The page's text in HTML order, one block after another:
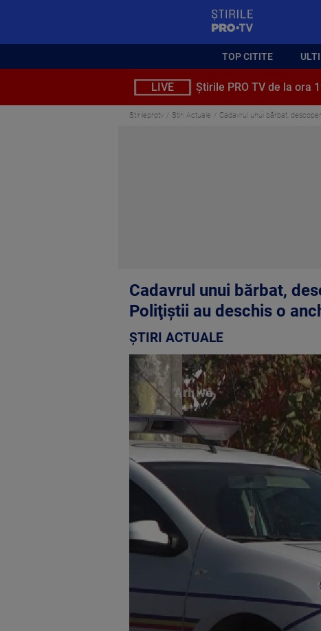
TOP CITITE
LIVE Știrile PRO TV de la ora
Stirileprotv Știri Actuale Cadavrul unui bărbat,
Cadavrul unui bărbat,
Poliţiştii au deschis o
ȘTIRI ACTUALE